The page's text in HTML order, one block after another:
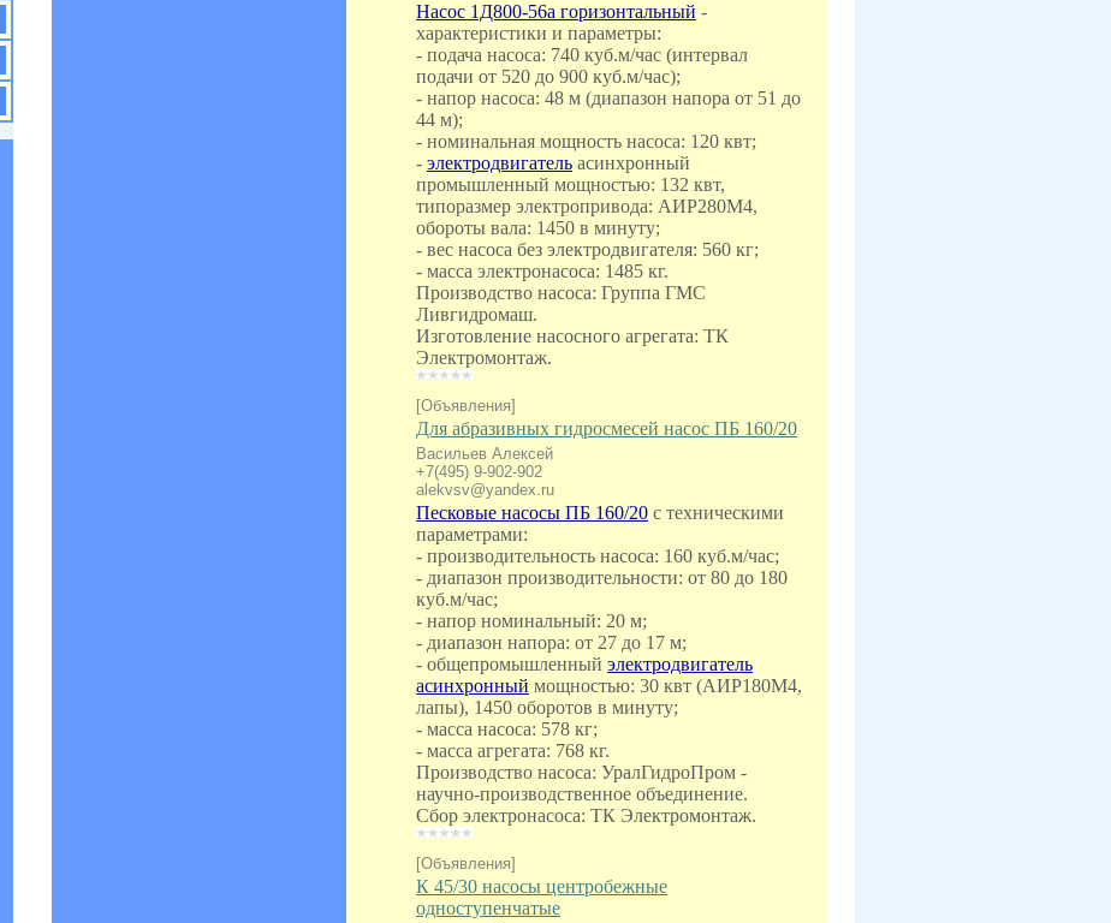
Насос 1Д800-56а горизонтальный -
характеристики и параметры:
- подача насоса: 740 куб.м/час (интервал
подачи от 520 до 900 куб.м/час);
- напор насоса: 48 м (диапазон напора от 51 до
44 м);
- номинальная мощность насоса: 120 квт;
- электродвигатель асинхронный
промышленный мощностью: 132 квт,
типоразмер электропривода: АИР280M4,
обороты вала: 1450 в минуту;
- вес насоса без электродвигателя: 560 кг;
- масса электронасоса: 1485 кг.
Производство насоса: Группа ГМС
Ливгидромаш.
Изготовление насосного агрегата: ТК
Электромонтаж.
[Объявления]
Для абразивных гидросмесей насос ПБ 160/20
Васильев Алексей
+7(495) 9-902-902
alekvsv@yandex.ru
Песковые насосы ПБ 160/20 с техническими
параметрами:
- производительность насоса: 160 куб.м/час;
- диапазон производительности: от 80 до 180
куб.м/час;
- напор номинальный: 20 м;
- диапазон напора: от 27 до 17 м;
- общепромышленный электродвигатель
асинхронный мощностью: 30 квт (АИР180M4,
лапы), 1450 оборотов в минуту;
- масса насоса: 578 кг;
- масса агрегата: 768 кг.
Производство насоса: УралГидроПром -
научно-производственное объединение.
Сбор электронасоса: ТК Электромонтаж.
[Объявления]
К 45/30 насосы центробежные
одноступенчатые